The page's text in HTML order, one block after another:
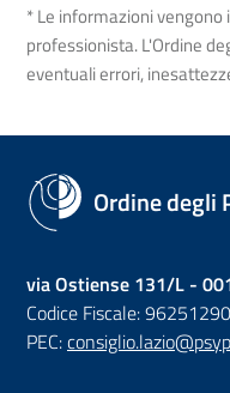
* Le informazioni
professionista. L'Ordine
eventuali errori,
Ordine degli
via Ostiense 131/L -
Codice Fiscale:
PEC: